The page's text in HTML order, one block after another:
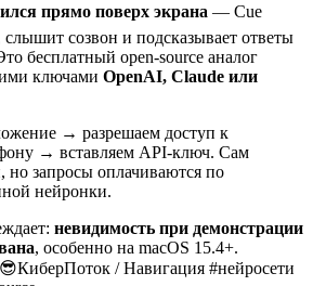
прямо поверх экрана — Cue
созвон и подсказывает ответы
бесплатный open-source аналог
ключами OpenAI, Claude или
→ разрешаем доступ к
→ вставляем API-ключ. Сам
но запросы оплачиваются по
нейронки.
невидимость при демонстрации
, особенно на macOS 15.4+.
/ Навигация #нейросети